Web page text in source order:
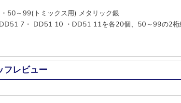
50～99(トミックス用) メタリック銀
7・ DD51 10 ・DD51 11を各20個、50～99の2桁
フレビュー